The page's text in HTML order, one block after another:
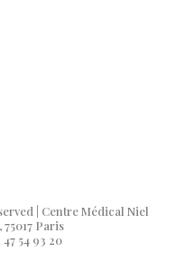
| Centre Médical Niel
75017 Paris
54 93 20